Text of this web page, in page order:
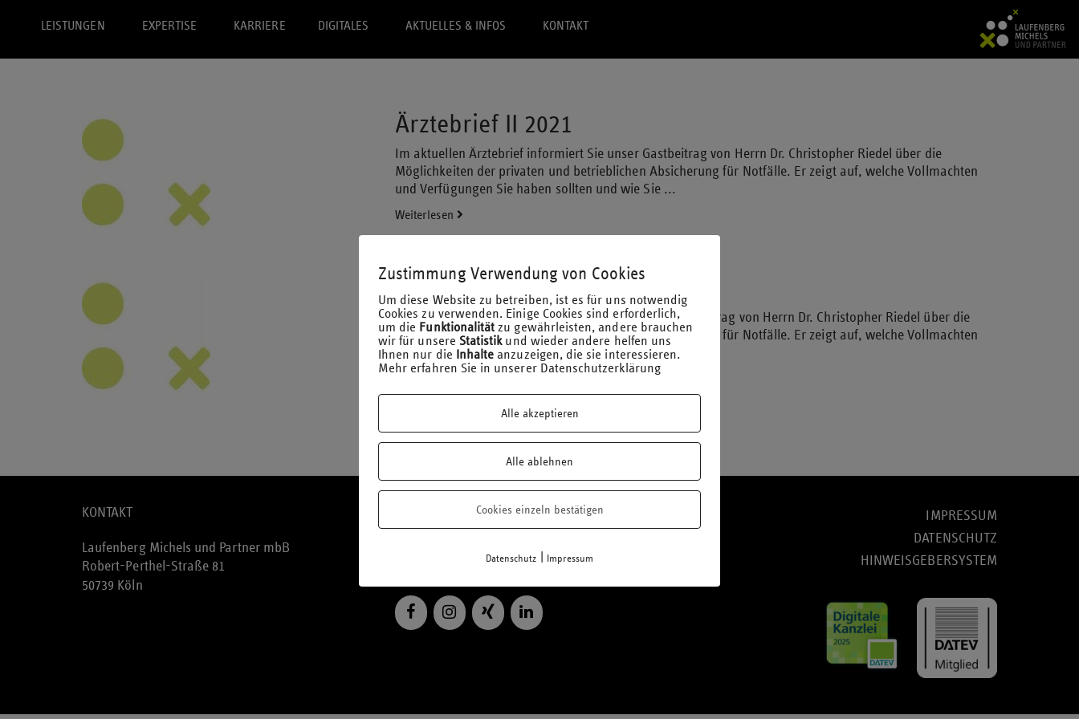
LEISTUNGEN EXPERTISE KARRIERE DIGITALES AKTUELLES & INFOS KONTAKT
Ärztebrief II 2021
Im aktuellen Ärztebrief informiert Sie unser Gastbeitrag von Herrn Dr. Christopher Riedel über die
Möglichkeiten der privaten und betrieblichen Absicherung für Notfälle. Er zeigt auf, welche Vollmachten
und Verfügungen Sie haben sollten und wie Sie ...
Weiterlesen
Zahnärztebrief II 2021
Im aktuellen Zahnärztebrief informiert Sie unser Gastbeitrag von Herrn Dr. Christopher Riedel über die
Möglichkeiten der privaten und betrieblichen Absicherung für Notfälle. Er zeigt auf, welche Vollmachten
und Verfügungen Sie haben sollten und wie Sie ...
KONTAKT
Laufenberg Michels und Partner mbB
Robert-Perthel-Straße 81
50739 Köln
office@laufmich.de
IMPRESSUM
DATENSCHUTZ
HINWEISGEBERSYSTEM
Zustimmung Verwendung von Cookies
Um diese Website zu betreiben, ist es für uns notwendig
Cookies zu verwenden. Einige Cookies sind erforderlich,
um die Funktionalität zu gewährleisten, andere brauchen
wir für unsere Statistikund wieder andere helfen uns
Ihnen nur die Inhalte anzuzeigen, die sie interessieren.
Mehr erfahren Sie in unserer Datenschutzerklärung
Alle akzeptieren
Alle ablehnen
Cookies einzeln bestätigen
Datenschutz Impressum